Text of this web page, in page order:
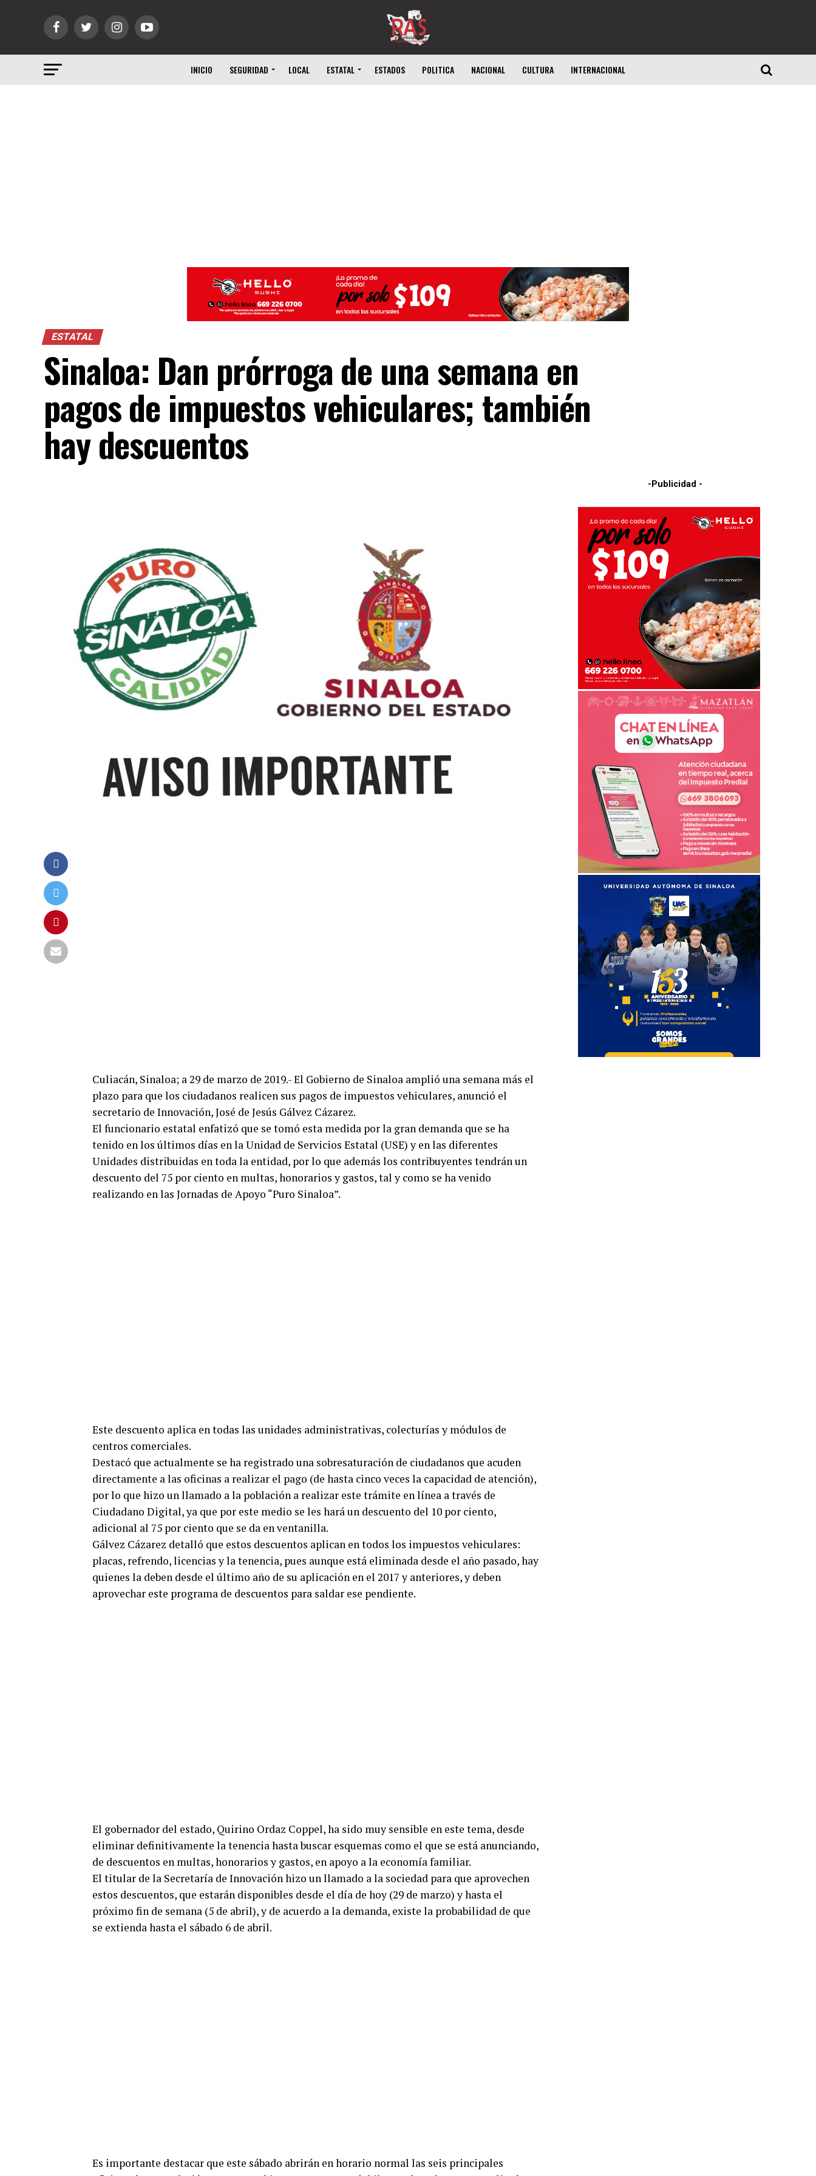
INICIO SEGURIDAD LOCAL ESTATAL ESTADOS POLITICA NACIONAL CULTURA INTERNACIONAL
ESTATAL
Sinaloa: Dan prórroga de una semana en
pagos de impuestos vehiculares; también
hay descuentos
Culiacán, Sinaloa; a 29 de marzo de 2019.- El Gobierno de Sinaloa amplió una semana más el
plazo para que los ciudadanos realicen sus pagos de impuestos vehiculares, anunció el
secretario de Innovación, José de Jesús Gálvez Cázarez.
El funcionario estatal enfatizó que se tomó esta medida por la gran demanda que se ha
tenido en los últimos días en la Unidad de Servicios Estatal (USE) y en las diferentes
Unidades distribuidas en toda la entidad, por lo que además los contribuyentes tendrán un
descuento del 75 por ciento en multas, honorarios y gastos, tal y como se ha venido
realizando en las Jornadas de Apoyo “Puro Sinaloa”.
Este descuento aplica en todas las unidades administrativas, colecturías y módulos de
centros comerciales.
Destacó que actualmente se ha registrado una sobresaturación de ciudadanos que acuden
directamente a las oficinas a realizar el pago (de hasta cinco veces la capacidad de atención),
por lo que hizo un llamado a la población a realizar este trámite en línea a través de
Ciudadano Digital, ya que por este medio se les hará un descuento del 10 por ciento,
adicional al 75 por ciento que se da en ventanilla.
Gálvez Cázarez detalló que estos descuentos aplican en todos los impuestos vehiculares:
placas, refrendo, licencias y la tenencia, pues aunque está eliminada desde el año pasado, hay
quienes la deben desde el último año de su aplicación en el 2017 y anteriores, y deben
aprovechar este programa de descuentos para saldar ese pendiente.
El gobernador del estado, Quirino Ordaz Coppel, ha sido muy sensible en este tema, desde
eliminar definitivamente la tenencia hasta buscar esquemas como el que se está anunciando,
de descuentos en multas, honorarios y gastos, en apoyo a la economía familiar.
El titular de la Secretaría de Innovación hizo un llamado a la sociedad para que aprovechen
estos descuentos, que estarán disponibles desde el día de hoy (29 de marzo) y hasta el
próximo fin de semana (5 de abril), y de acuerdo a la demanda, existe la probabilidad de que
se extienda hasta el sábado 6 de abril.
Es importante destacar que este sábado abrirán en horario normal las seis principales
-Publicidad -